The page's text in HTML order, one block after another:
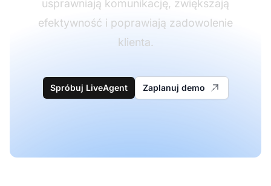
usprawniają komunikację, zwiększają
efektywność i poprawiają zadowolenie
klienta.
Spróbuj LiveAgent Zaplanuj demo